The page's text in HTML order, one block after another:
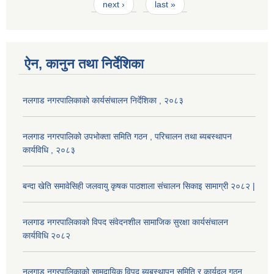
next › last »
ऐन, कानुन तथा निर्देशिका
नलगाड नगरपालिकाको कार्यसंचालन निर्देशिका , २०८३
नलगाड नगरपालिको उपभोक्ता समिति गठन , परिचालन तथा ब्यबस्थापन
कार्यविधि , २०८३
बन्दा खेति समावेसिही जलवायु कृषक पाठशाला संचालन सिकाइ सामाग्री २०८२ |
नलगाड नगरपालिकाको विपद संवेदनशील सामाजिक सुरक्षा कार्यसंचालन
कार्यविधि २०८२
नलगाड नगरपालिकाको सामुदायिक विपद ब्यबस्थापन समिति र कार्यदल गठन